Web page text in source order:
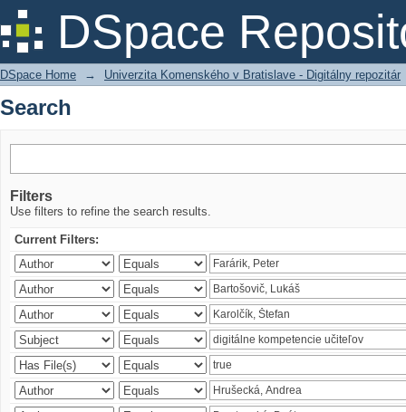
DSpace
Search
DSpace Home → Univerzita Komenského v Bratislave - Digitálny repozitár
Search
Filters
Use filters to refine the search results.
Current Filters: